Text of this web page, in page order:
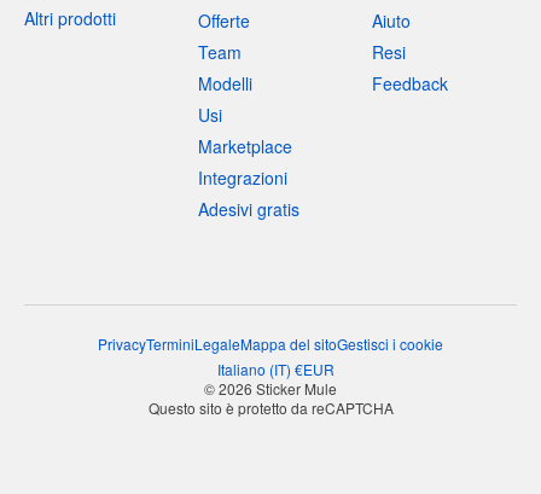
Altri prodotti
Offerte
Team
Modelli
Usi
Marketplace
Integrazioni
Adesivi gratis
Aiuto
Resi
Feedback
PrivacyTerminiLegaleMappa del sitoGestisci i cookie
Italiano (IT) €EUR
© 2026 Sticker Mule
Questo sito è protetto da reCAPTCHA